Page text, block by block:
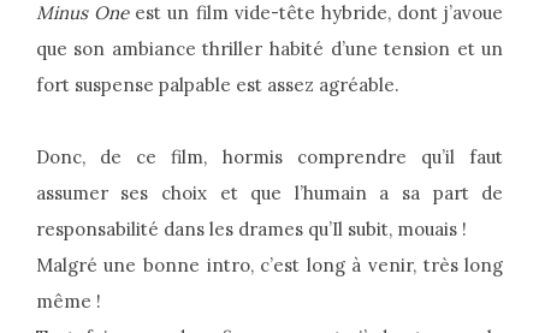
Minus Oneest un film vide-tête hybride, dont j’avoue
que son ambiance thriller habité d’une tension et un
fort suspense palpable est assez agréable.
Donc, de ce film, hormis comprendre qu’il faut
assumer ses choix et que l’humain a sa part de
responsabilité dans les drames qu’Il subit, mouais !
Malgré une bonne intro, c’est long à venir, très long
même !